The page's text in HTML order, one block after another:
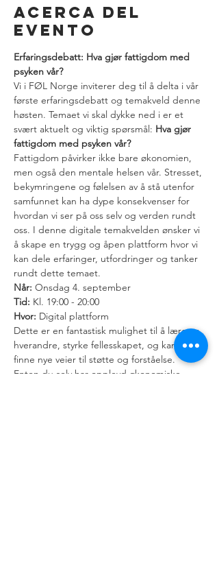
Acerca del
evento
Erfaringsdebatt: Hva gjør fattigdom med
psyken vår?
Vi i FØL Norge inviterer deg til å delta i vår
første erfaringsdebatt og temakveld denne
høsten. Temaet vi skal dykke ned i er et
svært aktuelt og viktig spørsmål: Hva gjør
fattigdom med psyken vår?
Fattigdom påvirker ikke bare økonomien,
men også den mentale helsen vår. Stresset,
bekymringene og følelsen av å stå utenfor
samfunnet kan ha dype konsekvenser for
hvordan vi ser på oss selv og verden rundt
oss. I denne digitale temakvelden ønsker vi
å skape en trygg og åpen plattform hvor vi
kan dele erfaringer, utfordringer og tanker
rundt dette temaet.
Når:
Tid:
Hvor: Digital plattform
Dette er en fantastisk mulighet til å lære av
hverandre, styrke fellesskapet, og kanskje
finne nye veier til støtte og forståelse.
Enten du selv har opplevd økonomiske